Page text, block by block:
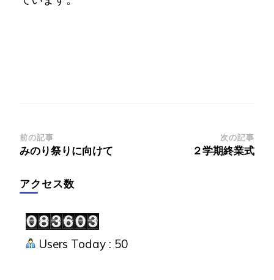
投
稿
ナ
ビ
ゲ
ー
シ
前の記事
みのり祭りに向けて
次の記事
２学期終業式
アクセス数
Users Today : 50